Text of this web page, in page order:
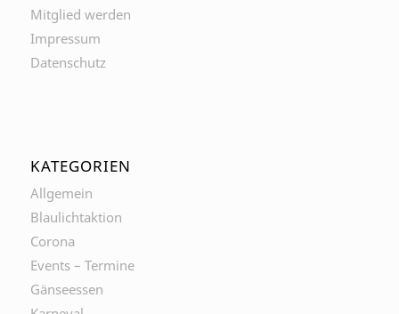
Mitglied werden
Impressum
Datenschutz
KATEGORIEN
Allgemein
Blaulichtaktion
Corona
Events – Termine
Gänseessen